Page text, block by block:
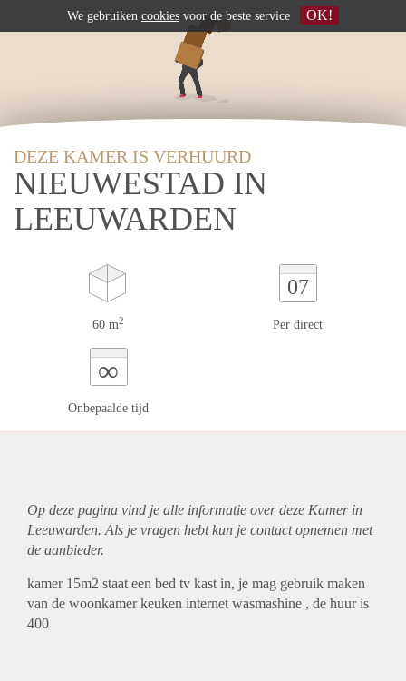
DEZE KAMER IS VERHUURD
NIEUWESTAD IN
LEEUWARDEN
60 m2
07
Per direct
∞
Onbepaalde tijd
Op deze pagina vind je alle informatie over deze Kamer in
Leeuwarden. Als je vragen hebt kun je contact opnemen met
de aanbieder.
kamer 15m2 staat een bed tv kast in, je mag gebruik maken
van de woonkamer keuken internet wasmashine , de huur is
400
We gebruiken cookies voor de beste service OK!